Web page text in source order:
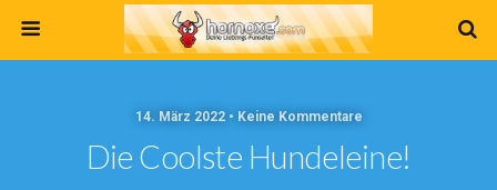
14. März 2022 • Keine Kommentare
Die Coolste Hundeleine!